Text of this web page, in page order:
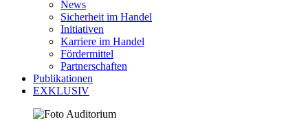
News
Sicherheit im Handel
Initiativen
Karriere im Handel
Fördermittel
Partnerschaften
Publikationen
EXKLUSIV